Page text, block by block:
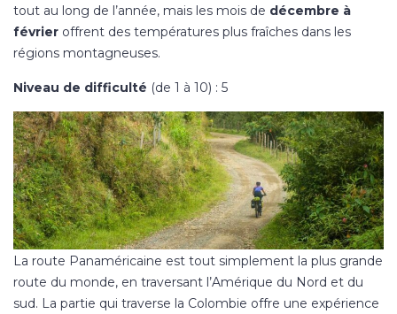
tout au long de l’année, mais les mois de décembre à
février offrent des températures plus fraîches dans les
régions montagneuses.
Niveau de difficulté (de 1 à 10) : 5
La route Panaméricaine est tout simplement la plus grande
route du monde, en traversant l’Amérique du Nord et du
sud. La partie qui traverse la Colombie offre une expérience